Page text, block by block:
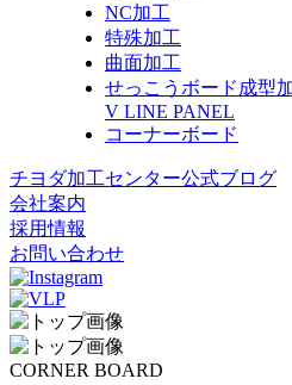
NC加工
特殊加工
曲面加工
せっこうボード成型
V LINE PANEL
コーナーボード
チヨダ加工センター公式ブログ
会社案内
採用情報
お問い合わせ
CORNER BOARD